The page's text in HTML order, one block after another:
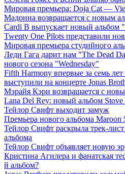
Мировая премьера: Doja Cat — Vie
Мадонна возвращается с новым
Cardi B выпускает новый альбом
Twenty One Pilots представили
Мировая премьера студийного
Леди Гага дарит нам "The Dead
нового сезона "Wednesday"
Fifth Harmony впервые за семь
выступили на концерте Jonas
Мэрайя Кэри возвращается с
Lana Del Rey: новый альбом Stove
Тейлор Свифт выходит замуж
Премьера нового альбома
Тейлор Свифт раскрыла трек-
альбома
Тейлор Свифт объявляет новую
Кристина Агилера и фанатская
й альбом?